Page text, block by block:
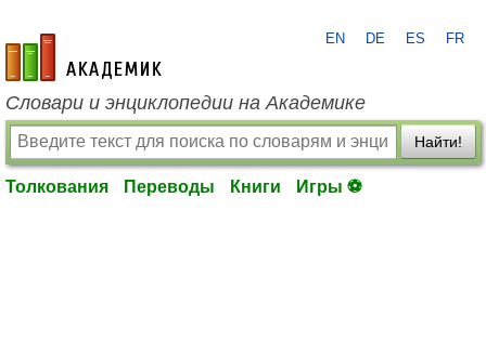
academic.ru
EN DE ES FR
Словари и энциклопедии на Академике
Найти!
Толкования Переводы Книги Игры ⚽